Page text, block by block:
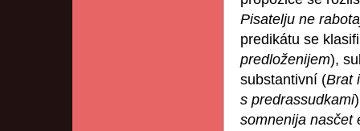
Pisatelju ne
predikátu se
predloženijem),
substantivní (Brat
s predrassudkami
somnenija nasčet